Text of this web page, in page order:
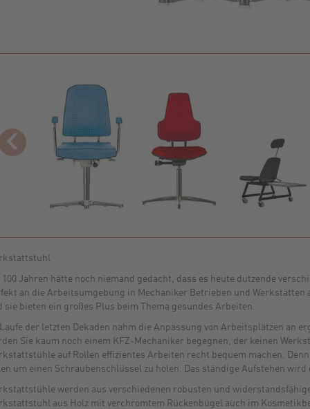
‹
100 Jahren hätte noch niemand gedacht, dass es heute dutzende
an die Arbeitsumgebung in Mechaniker Betrieben und
sie bieten ein großes Plus beim Thema gesundes Arbeiten.
der letzten Dekaden nahm die Anpassung von Arbeitsplätzen an
Sie kaum noch einem KFZ-Mechaniker begegnen, der keinen
auf Rollen effizientes Arbeiten recht bequem machen.
um einen Schraubenschlüssel zu holen. Das ständige Aufstehen
werden aus verschiedenen robusten und
aus Holz mit verchromtem Rückenbügel auch im